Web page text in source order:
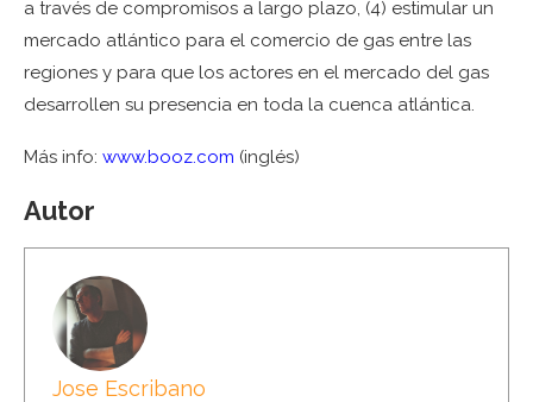
a través de compromisos a largo plazo, (4) estimular un
mercado atlántico para el comercio de gas entre las
regiones y para que los actores en el mercado del gas
desarrollen su presencia en toda la cuenca atlántica.
Más info: www.booz.com (inglés)
Autor
Jose Escribano